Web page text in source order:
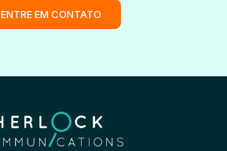
ENTRE EM CONTATO